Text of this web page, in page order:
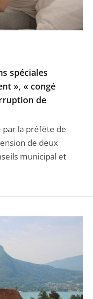
spéciales
», « congé
de
par la préfète de
de deux
municipal et